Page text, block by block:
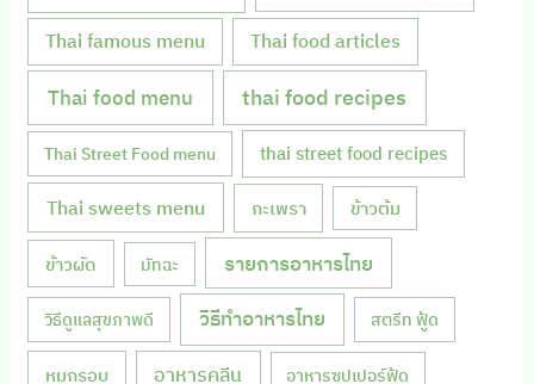
Thai famous menu Thai food articles
Thai food menu thai food recipes
Thai Street Food menu thai street food recipes
Thai sweets menu กะเพรา ข้าวต้ม
ข้าวผัด มัทฉะ รายการอาหารไทย
วิธีดูแลสุขภาพดี วิธีทำอาหารไทย สตรีท ฟู้ด
หมูกรอบ อาหารคลีน อาหารซุปเปอร์ฟู้ด